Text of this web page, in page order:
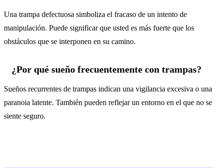
Una trampa defectuosa simboliza el fracaso de un intento de
manipulación. Puede significar que usted es más fuerte que los
obstáculos que se interponen en su camino.
¿Por qué sueño frecuentemente con trampas?
Sueños recurrentes de trampas indican una vigilancia excesiva o una
paranoia latente. También pueden reflejar un entorno en el que no se
siente seguro.